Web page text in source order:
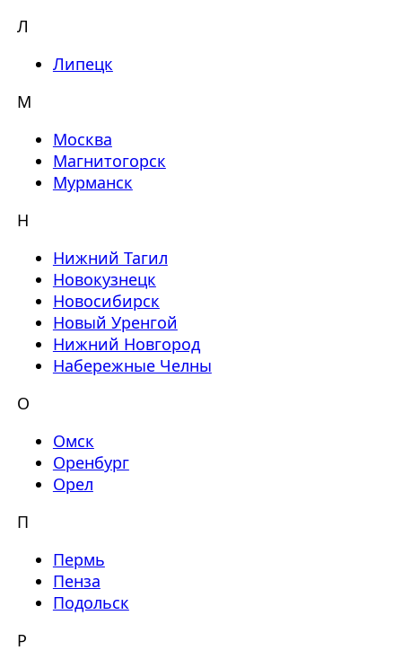
Л
Липецк
М
Москва
Магнитогорск
Мурманск
Н
Нижний Тагил
Новокузнецк
Новосибирск
Новый Уренгой
Нижний Новгород
Набережные Челны
О
Омск
Оренбург
Орел
П
Пермь
Пенза
Подольск
Р